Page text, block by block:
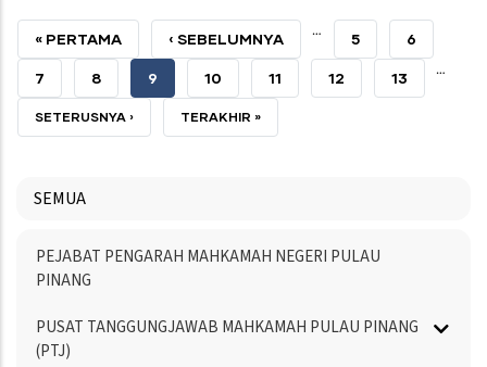
PERTAMA
HALAMAN
« PERTAMA
SEBELUMNYA
HALAMAN
‹ SEBELUMNYA … HALAMAN
5 HALAMAN
6
HALAMAN
7 HALAMAN
8
SEMASA
HALAMAN
9 HALAMAN
10 HALAMAN
11 HALAMAN
12 HALAMAN
13 …
SETERUSNYA
SETERUSNYA › TERAKHIR
TERAKHIR »
SEMUA
Menu
Directory
PEJABAT PENGARAH MAHKAMAH NEGERI PULAU
PINANG
PUSAT TANGGUNGJAWAB MAHKAMAH PULAU PINANG
(PTJ)